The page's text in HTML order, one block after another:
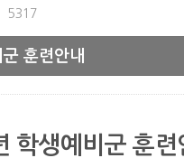
5317
훈련안내
학생예비군 훈련